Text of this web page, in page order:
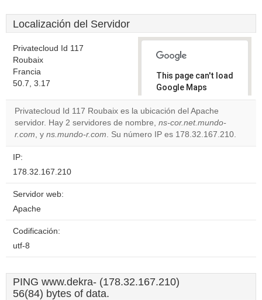
Localización del Servidor
Privatecloud Id 117
Roubaix
Francia
50.7, 3.17
This page can't load
Google Maps
correctly.
Do you
own this
OK
Privatecloud Id 117 Roubaix es la ubicación del Apache
servidor. Hay 2 servidores de nombre, ns-cor.net.mundo-
r.com, y ns.mundo-r.com. Su número IP es 178.32.167.210.
IP:
178.32.167.210
Servidor web:
Apache
Codificación:
utf-8
PING www.dekra- (178.32.167.210)
56(84) bytes of data.